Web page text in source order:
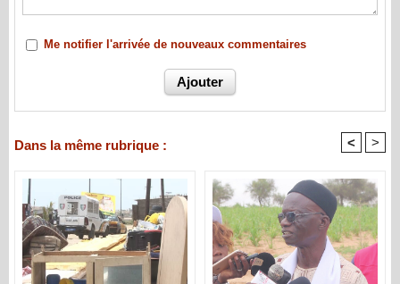
Me notifier l'arrivée de nouveaux commentaires
Dans la même rubrique : < >